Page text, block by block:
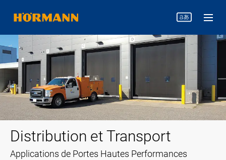
Distribution et Transport
Applications de Portes Hautes Performances